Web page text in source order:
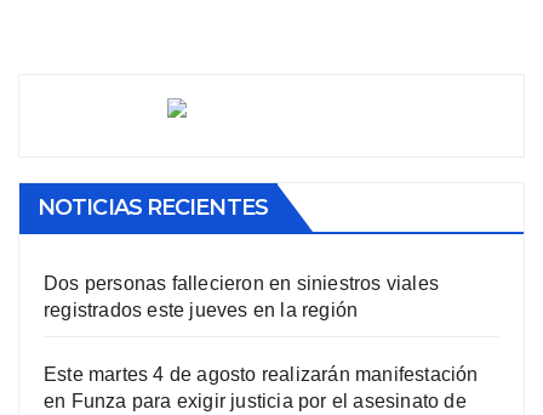
NOTICIAS RECIENTES
Dos personas fallecieron en siniestros viales
registrados este jueves en la región
Este martes 4 de agosto realizarán manifestación
en Funza para exigir justicia por el asesinato de